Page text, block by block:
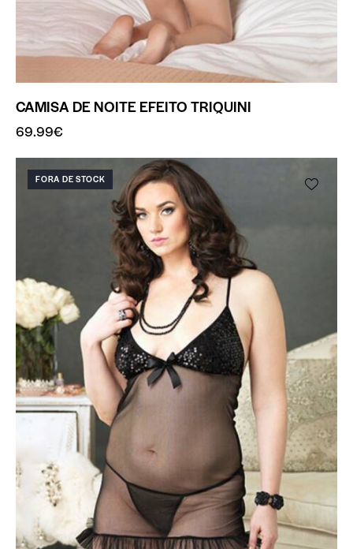
CAMISA DE NOITE EFEITO TRIQUINI
69.99€
FORA DE STOCK